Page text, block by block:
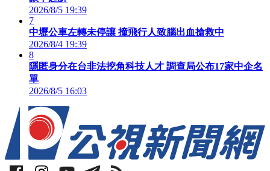
2026/8/5 19:39
7
中壢公車左轉未停讓 撞飛行人致腦出血搶救中
2026/8/4 19:39
8
隱匿身分在台非法挖角科技人才 調查局公布17家中企名
單
2026/8/5 16:03